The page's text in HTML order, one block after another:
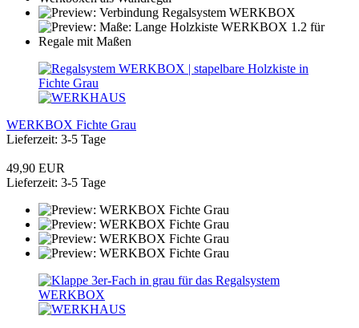
WERKBOX Fichte Grau
Lieferzeit: 3-5 Tage
49,90 EUR
Lieferzeit: 3-5 Tage